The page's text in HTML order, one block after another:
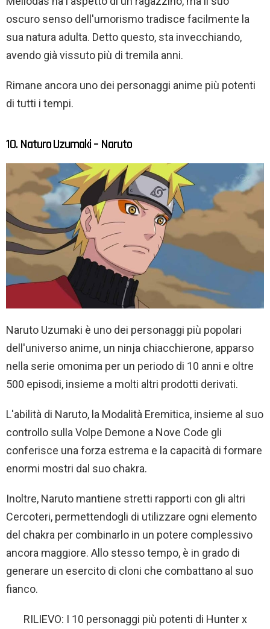
oscuro senso dell'umorismo tradisce facilmente la
sua natura adulta. Detto questo, sta invecchiando,
avendo già vissuto più di tremila anni.
Rimane ancora uno dei personaggi anime più potenti
di tutti i tempi.
10. Naturo Uzumaki – Naruto
Naruto Uzumaki è uno dei personaggi più popolari
dell'universo anime, un ninja chiacchierone, apparso
nella serie omonima per un periodo di 10 anni e oltre
500 episodi, insieme a molti altri prodotti derivati.
L'abilità di Naruto, la Modalità Eremitica, insieme al suo
controllo sulla Volpe Demone a Nove Code gli
conferisce una forza estrema e la capacità di formare
enormi mostri dal suo chakra.
Inoltre, Naruto mantiene stretti rapporti con gli altri
Cercoteri, permettendogli di utilizzare ogni elemento
del chakra per combinarlo in un potere complessivo
ancora maggiore. Allo stesso tempo, è in grado di
generare un esercito di cloni che combattano al suo
fianco.
RILIEVO: I 10 personaggi più potenti di Hunter x